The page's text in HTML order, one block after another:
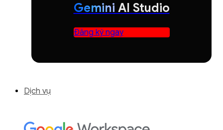
Gemini AI Studio
Đăng ký ngay
Dịch vụ